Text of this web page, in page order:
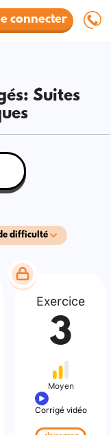
connecter
Suites
difficulté
Exercice
3
Moyen
Corrigé vidéo